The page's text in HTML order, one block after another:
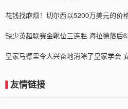
花钱找麻烦！切尔西以5200万美元的价
缺少英超联赛金靴位三连胜 海拉德落后
皇家马德里令人兴奋地消除了皇家学会
友情链接